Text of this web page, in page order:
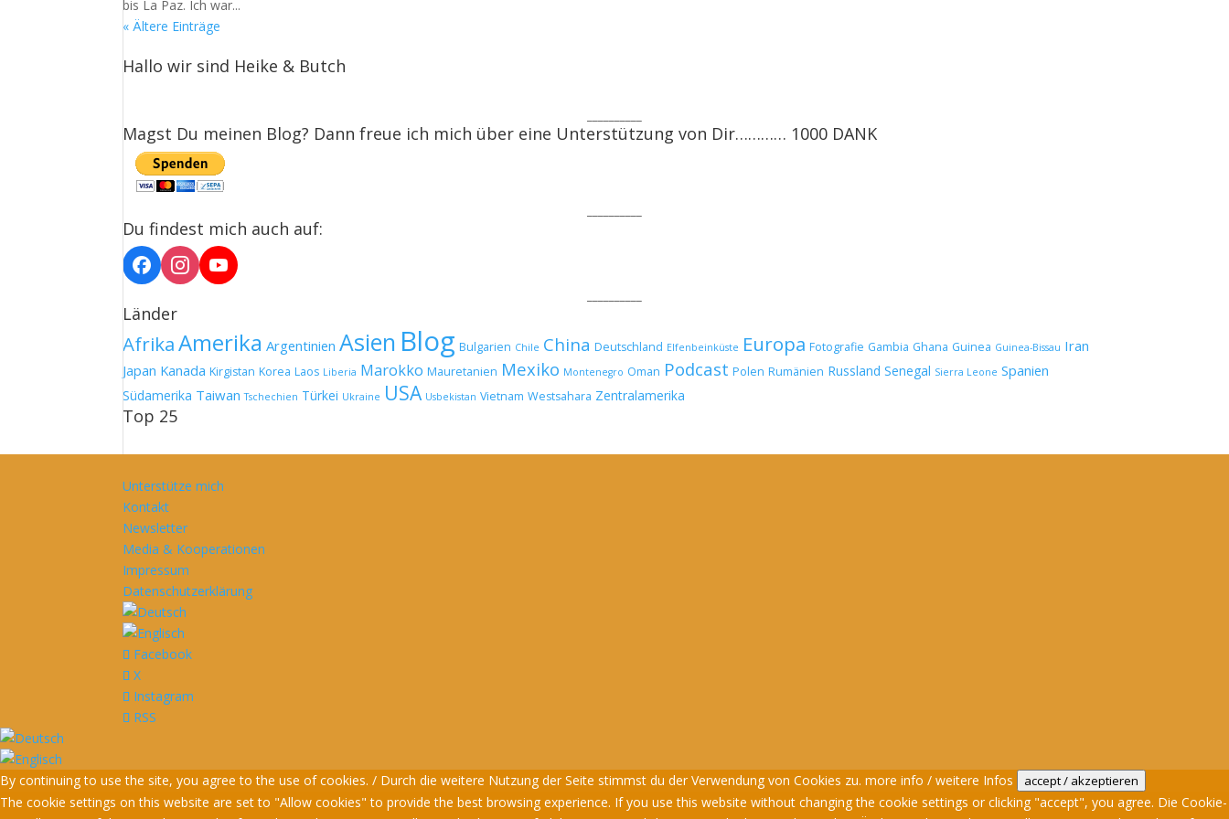
bis La Paz. Ich war...
« Ältere Einträge
Hallo wir sind Heike & Butch
Magst Du meinen Blog? Dann freue ich mich über eine Unterstützung von Dir………… 1000 DANK
Du findest mich auch auf:
Länder
AfrikaAmerika Argentinien Asien Blog Bulgarien Chile China Deutschland Elfenbeinküste Europa Fotografie Gambia Ghana Guinea Guinea-Bissau Iran
Japan Kanada Kirgistan Korea Laos Liberia Marokko Mauretanien Mexiko Montenegro Oman Podcast Polen Rumänien Russland Senegal Sierra Leone Spanien
Südamerika Taiwan Tschechien Türkei Ukraine USA Usbekistan Vietnam Westsahara Zentralamerika
Top 25
Unterstütze mich
Kontakt
Newsletter
Media & Kooperationen
Impressum
Datenschutzerklärung
Facebook
X
Instagram
RSS
By continuing to use the site, you agree to the use of cookies. / Durch die weitere Nutzung der Seite stimmst du der Verwendung von Cookies zu. more info / weitere Infos accept / akzeptieren
The cookie settings on this website are set to "Allow cookies" to provide the best browsing experience. If you use this website without changing the cookie settings or clicking "accept", you agree. Die Cookie-